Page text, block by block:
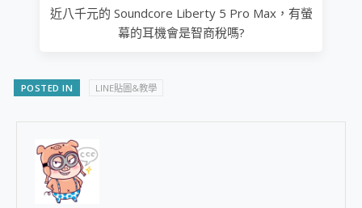
近八千元的 Soundcore Liberty 5 Pro Max，有螢
幕的耳機會是智商稅嗎?
POSTED IN LINE貼圖&教學